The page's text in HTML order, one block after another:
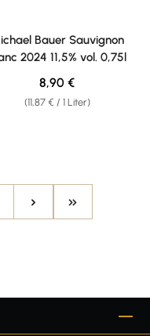
Bauer Sauvignon
2024 11,5% vol. 0,75l
(11,87 € / 1 Liter)
Regulärer Preis:
8,90 €